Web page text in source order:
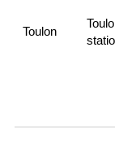
Toulon